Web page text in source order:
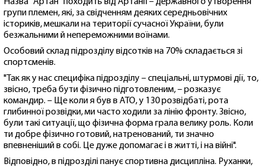
групи племен, які, за свідченням деяких середньовічних
істориків, мешкали на території сучасної України, були
безжальними й непереможними воїнами.
Особовий склад підрозділу відсотків на 70% складається зі
спортсменів.
"Так як у нас специфіка підрозділу – спеціальні, штурмові дії, то,
звісно, треба бути фізично підготовленим, – розказує
командир. – Ще коли я був в АТО, у 130 розвідбаті, рота
глибинної розвідки, ми часто ходили за лінію фронту. Звісно,
були такі ситуації, що фізична форма грала велику роль. Коли
ти добре фізично готовий, натренований, ти значно
впевненіший в собі. Це дуже допомагає і в житті, і на війні".
Відповідно, в підрозділі панує спортивна дисципліна. Руханки,